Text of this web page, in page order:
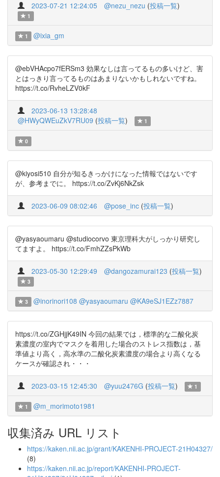
2023-07-21 12:24:05 @nezu_nezu (投稿一覧)
1
1 @ixia_gm
@ebVHAcpo7fERSm3 効果なしは言ってるもの多いけど、害
とはっきり言ってるものはあまりないかもしれないですね。
https://t.co/RvheLZV0kF
2023-06-13 13:28:48
@HWyQWEuZkV7RU09 (投稿一覧) 1
0
@kiyosi510 自分が知るきっかけになった情報ではないです
が、参考までに。 https://t.co/ZvKj6NkZsk
2023-06-09 08:02:46 @pose_inc (投稿一覧)
@yasyaoumaru @studiocorvo 東京理科大がしっかり研究し
てますよ。 https://t.co/FmhZZsPkWb
2023-05-30 12:29:49 @dangozamurai123 (投稿一覧)
3
3 @inorinori108 @yasyaoumaru @KA9eSJ1EZz7887
https://t.co/ZGHjjK49IN 今回の結果では，標準的な二酸化炭
素濃度の室内でマスクを着用した場合のストレス指数は，基
準値より高く，高水準の二酸化炭素濃度の場合より高くなる
ケースが確認され・・・
2023-03-15 12:45:30 @yuu2476G (投稿一覧) 1
1 @m_morimoto1981
収集済み URL リスト
https://kaken.nii.ac.jp/grant/KAKENHI-PROJECT-21H04327/
(8)
https://kaken.nii.ac.jp/report/KAKENHI-PROJECT-